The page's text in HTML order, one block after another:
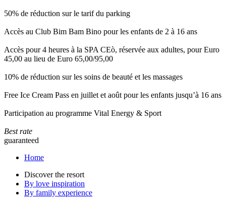
50% de réduction sur le tarif du parking
Accès au Club Bim Bam Bino pour les enfants de 2 à 16 ans
Accès pour 4 heures à la SPA CEò, réservée aux adultes, pour Euro
45,00 au lieu de Euro 65,00/95,00
10% de réduction sur les soins de beauté et les massages
Free Ice Cream Pass en juillet et août pour les enfants jusqu’à 16 ans
Participation au programme Vital Energy & Sport
Best rate
guaranteed
Home
Discover the resort
By love inspiration
By family experience